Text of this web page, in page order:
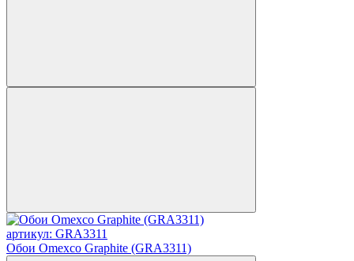
артикул: GRA3311
Обои Omexco Graphite (GRA3311)